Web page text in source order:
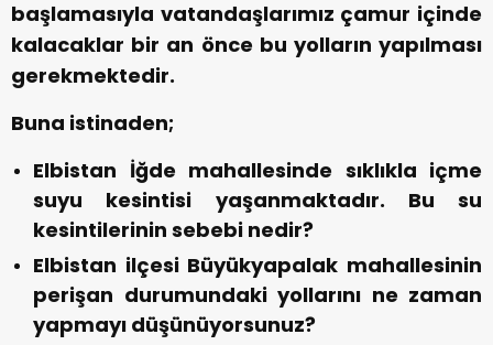
başlamasıyla vatandaşlarımız çamur içinde
kalacaklar bir an önce bu yolların yapılması
gerekmektedir.
Buna istinaden;
Elbistan İğde mahallesinde sıklıkla içme
suyu kesintisi yaşanmaktadır. Bu su
kesintilerinin sebebi nedir?
Elbistan ilçesi Büyükyapalak mahallesinin
perişan durumundaki yollarını ne zaman
yapmayı düşünüyorsunuz?